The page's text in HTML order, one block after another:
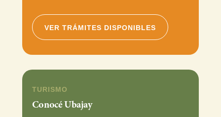
VER TRÁMITES DISPONIBLES
TURISMO
Conocé Ubajay